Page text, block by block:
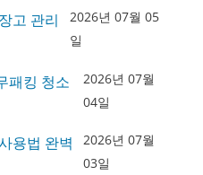
고 관리
2026년 07월 05
일
패킹 청소
2026년 07월
04일
용법 완벽
2026년 07월
03일